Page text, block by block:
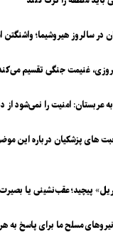
در سالروز هیروشیما؛ واشنگتن
غنیمت جنگی تقسیم
عربستان: امنیت را نمی‌شود از
های پزشکیان درباره این
پیچید؛ عقب‌نشینی یا
مسلح ما برای پاسخ به